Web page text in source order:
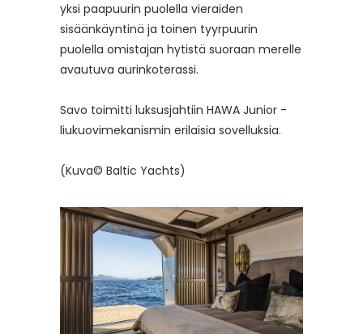
yksi paapuurin puolella vieraiden
sisäänkäyntinä ja toinen tyyrpuurin
puolella omistajan hytistä suoraan merelle
avautuva aurinkoterassi.
Savo toimitti luksusjahtiin HAWA Junior -
liukuovimekanismin erilaisia sovelluksia.
(Kuva© Baltic Yachts)